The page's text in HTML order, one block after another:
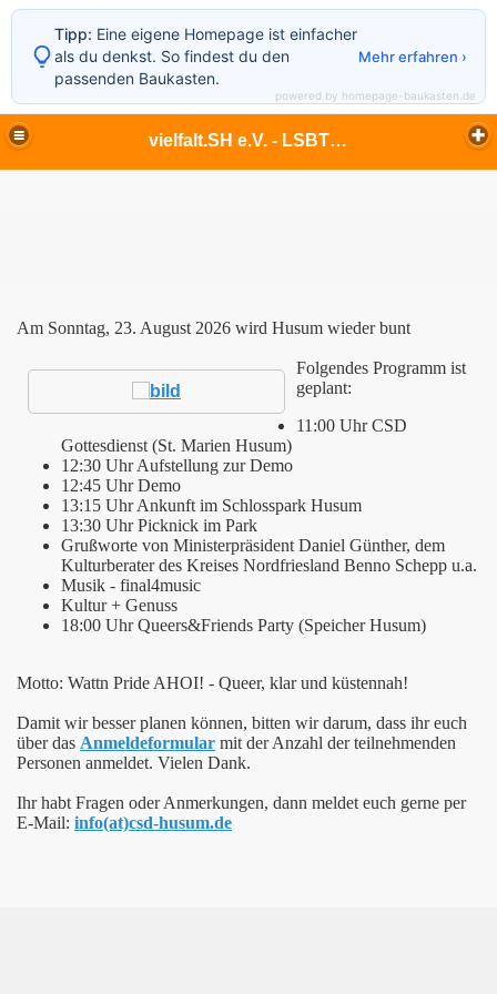
vielfalt.SH e.V. - LSBTIQ - lesbisch - schwul - bi - trans* - inter* - queer - Echte Vielfalt in Flensburg und im ganzen Norden
Am Sonntag, 23. August 2026 wird Husum wieder bunt
Folgendes Programm ist
geplant:
11:00 Uhr CSD
Gottesdienst (St. Marien Husum)
12:30 Uhr Aufstellung zur Demo
12:45 Uhr Demo
13:15 Uhr Ankunft im Schlosspark Husum
13:30 Uhr Picknick im Park
Grußworte von Ministerpräsident Daniel Günther, dem
Kulturberater des Kreises Nordfriesland Benno Schepp u.a.
Musik - final4music
Kultur + Genuss
18:00 Uhr Queers&Friends Party (Speicher Husum)
Motto: Wattn Pride AHOI! - Queer, klar und küstennah!
Damit wir besser planen können, bitten wir darum, dass ihr euch
über das Anmeldeformular mit der Anzahl der teilnehmenden
Personen anmeldet. Vielen Dank.
Ihr habt Fragen oder Anmerkungen, dann meldet euch gerne per
E-Mail: info(at)csd-husum.de
Tipp: Eine eigene Homepage ist einfacher
als du denkst. So findest du den
passenden Baukasten.
Mehr erfahren ›
powered by homepage-baukasten.de